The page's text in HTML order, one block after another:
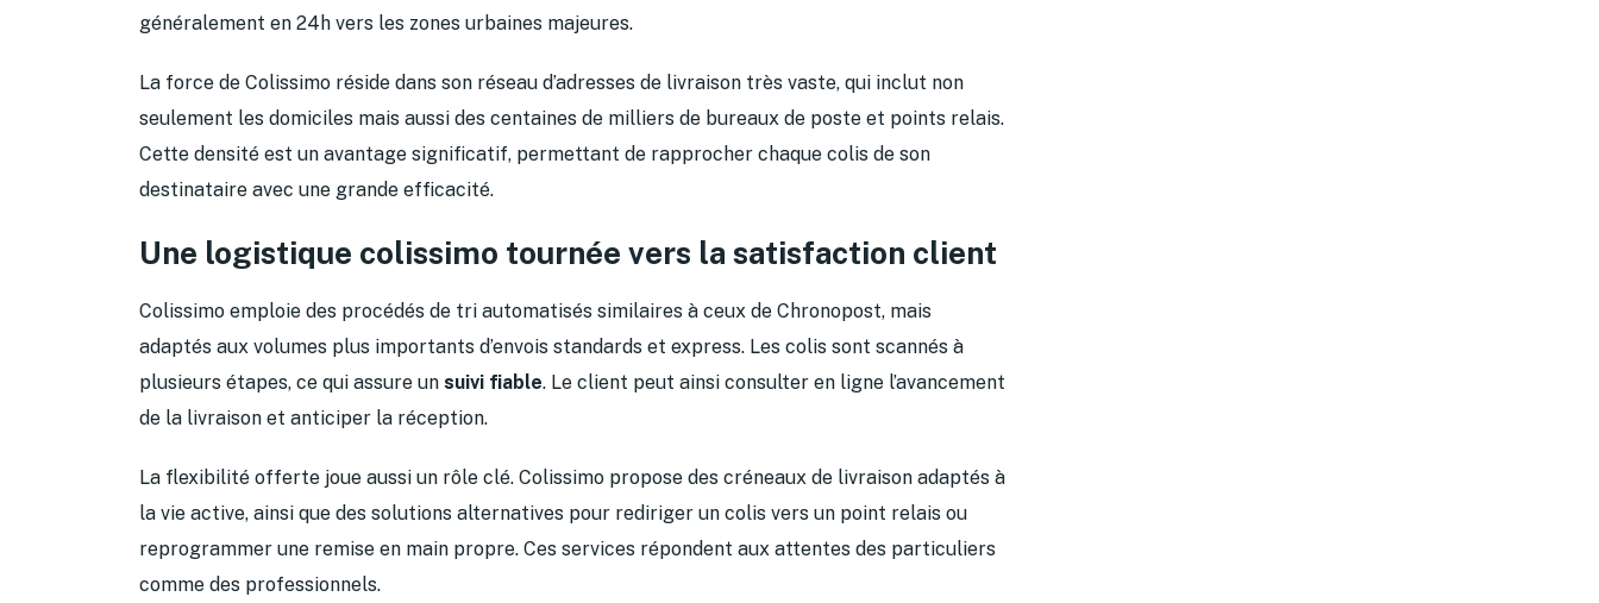
généralement en 24h vers les zones urbaines majeures.
La force de Colissimo réside dans son réseau d’adresses de livraison très vaste, qui inclut non
seulement les domiciles mais aussi des centaines de milliers de bureaux de poste et points relais.
Cette densité est un avantage significatif, permettant de rapprocher chaque colis de son
destinataire avec une grande efficacité.
Une logistique colissimo tournée vers la satisfaction client
Colissimo emploie des procédés de tri automatisés similaires à ceux de Chronopost, mais
adaptés aux volumes plus importants d’envois standards et express. Les colis sont scannés à
plusieurs étapes, ce qui assure un suivi fiable. Le client peut ainsi consulter en ligne l’avancement
de la livraison et anticiper la réception.
La flexibilité offerte joue aussi un rôle clé. Colissimo propose des créneaux de livraison adaptés à
la vie active, ainsi que des solutions alternatives pour rediriger un colis vers un point relais ou
reprogrammer une remise en main propre. Ces services répondent aux attentes des particuliers
comme des professionnels.